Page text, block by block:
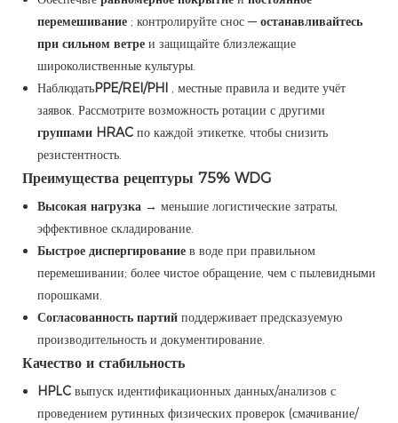
перемешивание; контролируйте снос — останавливайтесь
при сильном ветреи защищайте близлежащие
широколиственные культуры.
НаблюдатьPPE/REI/PHI
, местные правила и ведите учёт
заявок. Рассмотрите возможность ротации с другими
группами HRACпо каждой этикетке, чтобы снизить
резистентность.
Преимущества рецептуры 75% WDG
Высокая нагрузка→ меньшие логистические затраты,
эффективное складирование.
Быстрое диспергированиев воде при правильном
перемешивании; более чистое обращение, чем с пылевидными
порошками.
Согласованность партийподдерживает предсказуемую
производительность и документирование.
Качество и стабильность
HPLCвыпуск идентификационных данных/анализов с
проведением рутинных физических проверок (смачивание/